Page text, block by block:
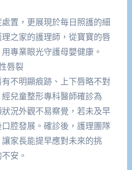
置，更展現於每日照護的細
之家的護理師，從寶寶的唇
專業眼光守護母嬰健康。
唇裂
不明顯痕跡、上下唇略不對
兒童整形專科醫師確診為
狀況外觀不易察覺，若未及早
腔發展。確診後，護理團隊
家長能提早應對未來的挑
安。